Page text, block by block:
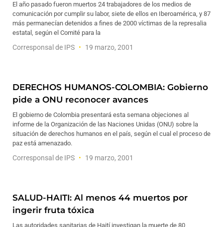
El año pasado fueron muertos 24 trabajadores de los medios de
comunicación por cumplir su labor, siete de ellos en Iberoamérica, y 87
más permanecían detenidos a fines de 2000 víctimas de la represalia
estatal, según el Comité para la
Corresponsal de IPS 19 marzo, 2001
DERECHOS HUMANOS-COLOMBIA: Gobierno
pide a ONU reconocer avances
El gobierno de Colombia presentará esta semana objeciones al
informe de la Organización de las Naciones Unidas (ONU) sobre la
situación de derechos humanos en el país, según el cual el proceso de
paz está amenazado.
Corresponsal de IPS 19 marzo, 2001
SALUD-HAITI: Al menos 44 muertos por
ingerir fruta tóxica
Las autoridades sanitarias de Haití investigan la muerte de 80